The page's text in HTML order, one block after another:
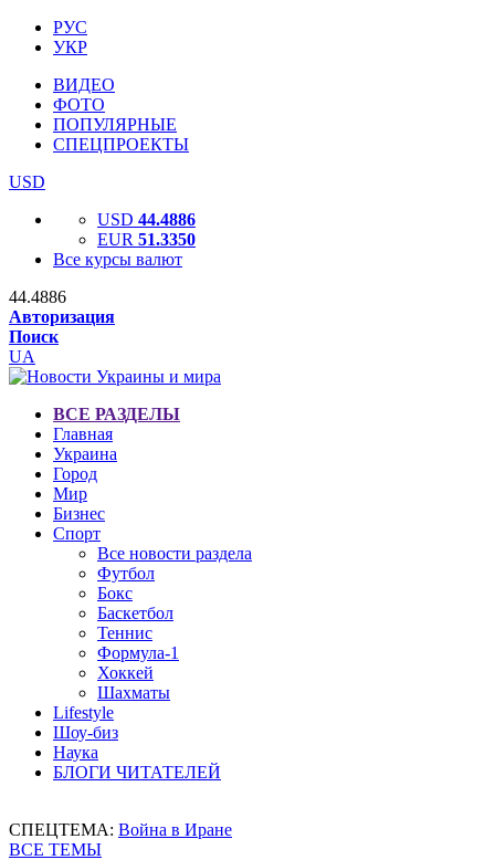
РУС
УКР
ВИДЕО
ФОТО
ПОПУЛЯРНЫЕ
СПЕЦПРОЕКТЫ
USD
USD 44.4886
EUR 51.3350
Все курсы валют
44.4886
Авторизация
Поиск
UA
ВСЕ РАЗДЕЛЫ
Главная
Украина
Город
Мир
Бизнес
Спорт
Все новости раздела
Футбол
Бокс
Баскетбол
Теннис
Формула-1
Хоккей
Шахматы
Lifestyle
Шоу-биз
Наука
БЛОГИ ЧИТАТЕЛЕЙ
СПЕЦТЕМА: Война в Иране
ВСЕ ТЕМЫ